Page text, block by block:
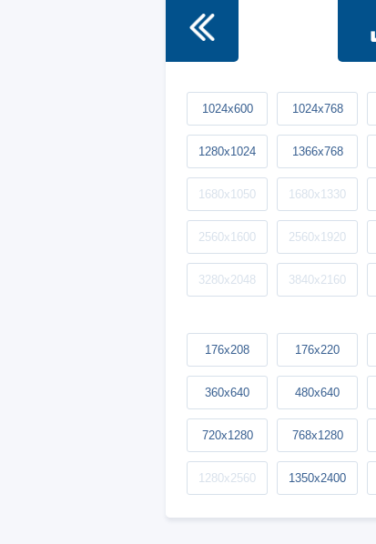
1024x600 1024x768
1280x1024 1366x768
1680x1050 1680x1330
2560x1600 2560x1920
3280x2048 3840x2160
176x208 176x220
360x640 480x640
720x1280 768x1280
1280x2560 1350x2400